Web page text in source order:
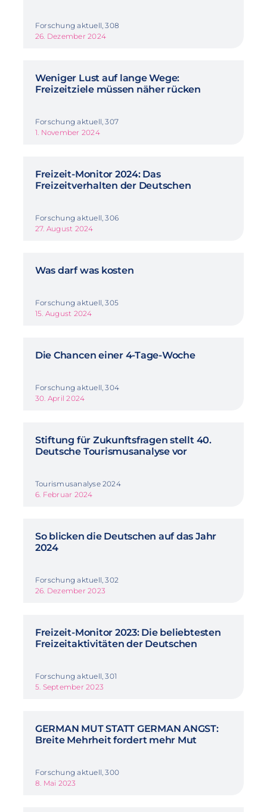
Forschung aktuell, 308
26. Dezember 2024
Weniger Lust auf lange Wege:
Freizeitziele müssen näher rücken
Forschung aktuell, 307
1. November 2024
Freizeit-Monitor 2024: Das
Freizeitverhalten der Deutschen
Forschung aktuell, 306
27. August 2024
Was darf was kosten
Forschung aktuell, 305
15. August 2024
Die Chancen einer 4-Tage-Woche
Forschung aktuell, 304
30. April 2024
Stiftung für Zukunftsfragen stellt 40.
Deutsche Tourismusanalyse vor
Tourismusanalyse 2024
6. Februar 2024
So blicken die Deutschen auf das Jahr
2024
Forschung aktuell, 302
26. Dezember 2023
Freizeit-Monitor 2023: Die beliebtesten
Freizeitaktivitäten der Deutschen
Forschung aktuell, 301
5. September 2023
GERMAN MUT STATT GERMAN ANGST:
Breite Mehrheit fordert mehr Mut
Forschung aktuell, 300
8. Mai 2023